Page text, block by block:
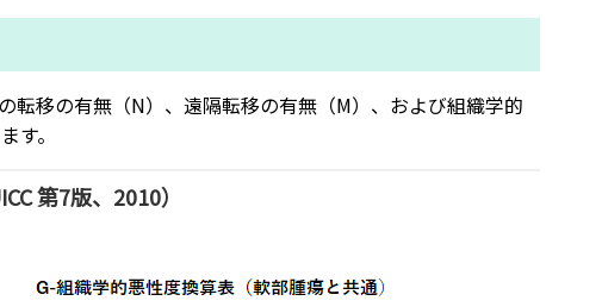
移の有無（N）、遠隔転移の有無（M）、および組織学的
す。
第7版、2010）